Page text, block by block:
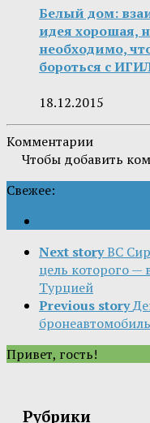
Белый дом:
идея хорошая,
необходимо,
бороться с
18.12.2015
Комментарии
Чтобы добавить
Свежее:
Next storyВС
цель которого —
Турцией
Previous story
Привет, гость!
Рубрики